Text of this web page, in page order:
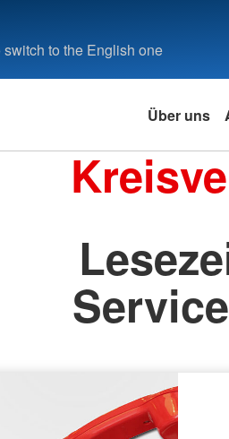
to the English one
Über uns